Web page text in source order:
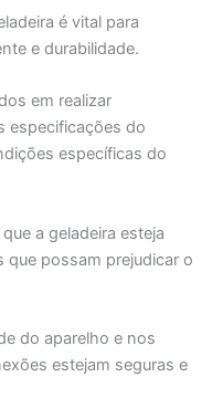
é vital para
e durabilidade.
em realizar
especificações do
específicas do
a geladeira esteja
que possam prejudicar o
do aparelho e nos
estejam seguras e